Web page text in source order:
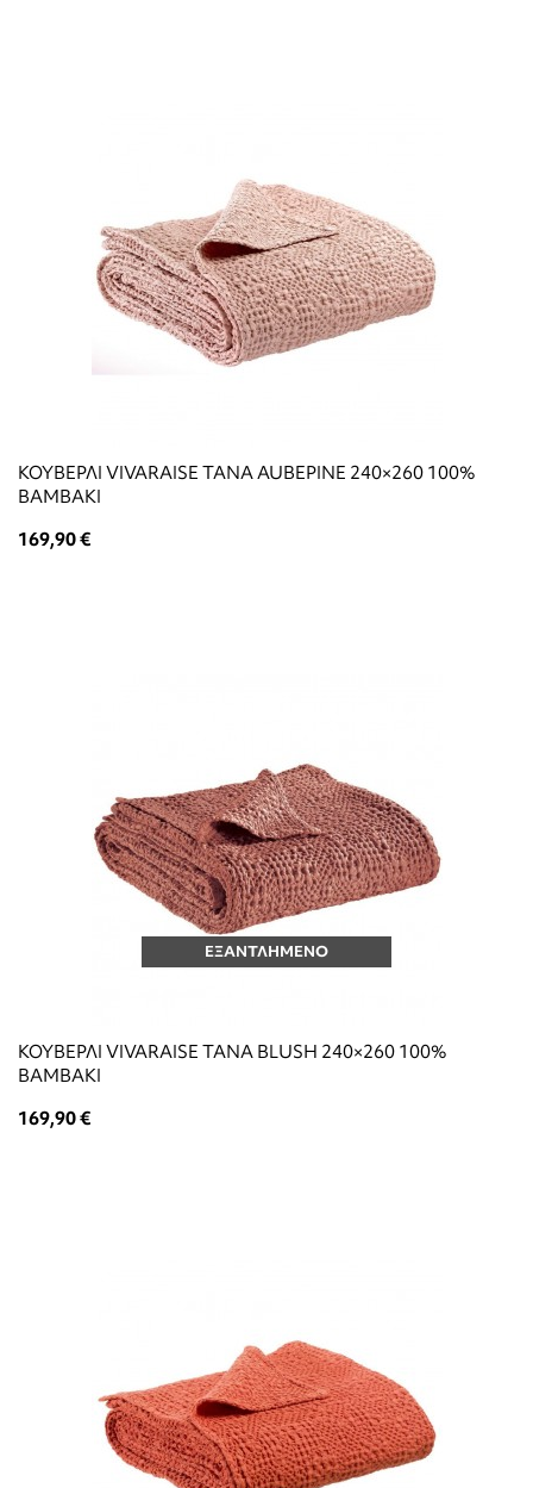
ΚΟΥΒΕΡΛΙ VIVARAISE TANA AUBEPINE 240×260 100%
ΒΑΜΒΑΚΙ
169,90 €
ΕΞΑΝΤΛΗΜΕΝΟ
ΚΟΥΒΕΡΛΙ VIVARAISE TANA BLUSH 240×260 100%
ΒΑΜΒΑΚΙ
169,90 €